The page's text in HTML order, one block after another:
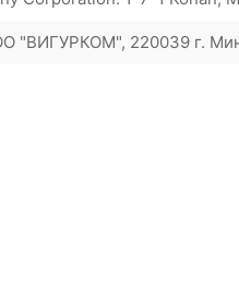
"ВИГУРКОМ", 220039 г.